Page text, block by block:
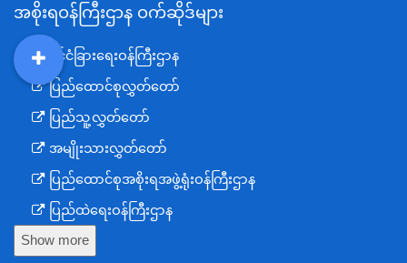
အစိုးရဝန်ကြီးဌာန ဝက်ဆိုဒ်များ
နိုင်ငံခြားရေးဝန်ကြီးဌာန
ပြည်ထောင်စုလွှတ်တော်
ပြည်သူ့လွှတ်တော်
အမျိုးသားလွှတ်တော်
ပြည်ထောင်စုအစိုးရအဖွဲ့ရုံးဝန်ကြီးဌာန
ပြည်ထဲရေးဝန်ကြီးဌာန
ကာကွယ်ရေးဝန်ကြီးဌာန
Show more